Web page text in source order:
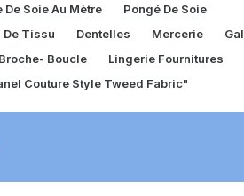
De Soie Au Mètre
Pongé De Soie
De Tissu Dentelles Mercerie
Boucle
Lingerie Fournitures
Couture Style Tweed Fabric"